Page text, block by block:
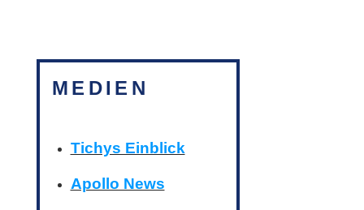
MEDIEN
Tichys Einblick
Apollo News